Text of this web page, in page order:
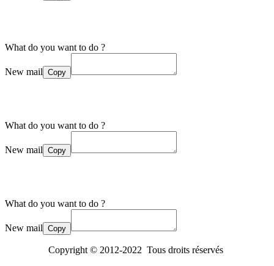
What do you want to do ?
New mail Copy
What do you want to do ?
New mail Copy
What do you want to do ?
New mail Copy
Copyright © 2012-2022 Tous droits réservés